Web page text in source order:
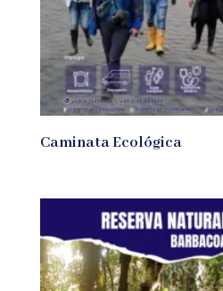
Caminata Ecológica